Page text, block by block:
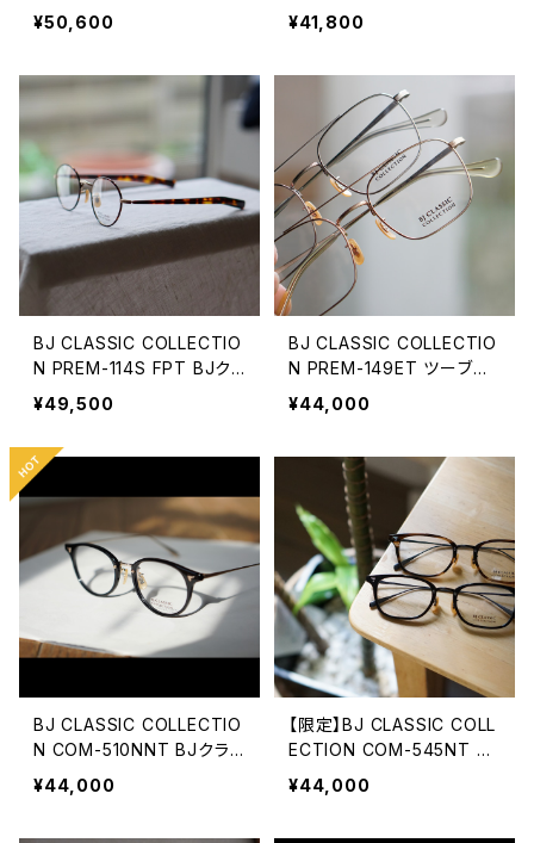
NT レザータイプ塗装 スー
ペリアルーム
¥50,600
BJクラシック
¥41,800
BJ CLASSIC COLLECTIO
N PREM-114S FPT BJク
ラシック 2025AW
¥49,500
BJ CLASSIC COLLECTIO
N PREM-149ET ツーブリ
ッジ ダブルブリッジ BJクラ
シック
¥44,000
BJ CLASSIC COLLECTIO
N COM-510NNT BJクラ
シック 48
¥44,000
【限定】BJ CLASSIC COLL
ECTION COM-545NT ス
ーペリアルーム 51サイズ 5
3サイズ
¥44,000